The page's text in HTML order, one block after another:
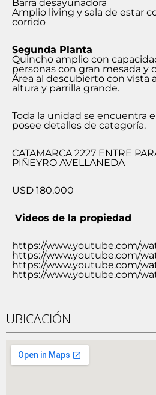
Barra desayunadora
Amplio living y sala de estar
corrido
Segunda Planta
Quincho amplio con
personas con gran mesada y
Área al descubierto con vista
altura y parrilla grande.
Toda la unidad se encuentra
posee detalles de categoría.
CATAMARCA 2227 ENTRE
PIÑEYRO AVELLANEDA
USD 180.000
Videos de la propiedad
https://www.youtube.com/
https://www.youtube.com/
https://www.youtube.com/
https://www.youtube.com/
UBICACIÓN